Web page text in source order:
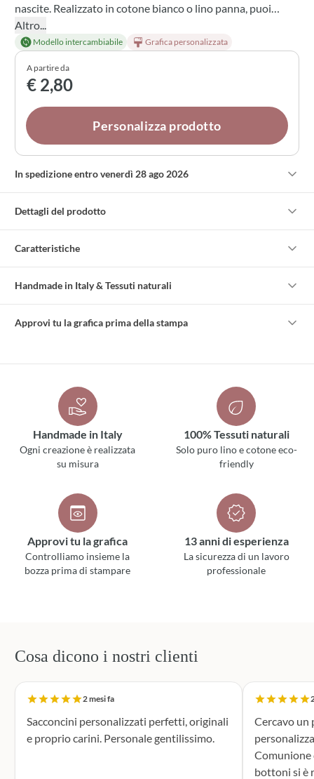
nascite. Realizzato in cotone bianco o lino panna, puoi
personalizzarlo scegliendo il colore del nastro, i confetti
preferiti e una profumazione che renda ancora più speciale
il regalo. Ogni dettaglio è pensato per catturare la
tenerezza del momento e lasciare un ricordo delicato negli
occhi di chi lo riceve.
Altro...
Modello intercambiabile Grafica personalizzata
A partire da
€ 2,80
Personalizza prodotto
In spedizione entro venerdì 28 ago 2026
Dettagli del prodotto
Caratteristiche
Handmade in Italy & Tessuti naturali
Approvi tu la grafica prima della stampa
Handmade in Italy
Ogni creazione è realizzata
su misura
100% Tessuti naturali
Solo puro lino e cotone eco-
friendly
Approvi tu la grafica
Controlliamo insieme la
bozza prima di stampare
13 anni di esperienza
La sicurezza di un lavoro
professionale
Cosa dicono i nostri clienti
2 mesi fa
Sacconcini personalizzati perfetti, originali
e proprio carini. Personale gentilissimo.
Cercavo
Comunione di
bottoni si è